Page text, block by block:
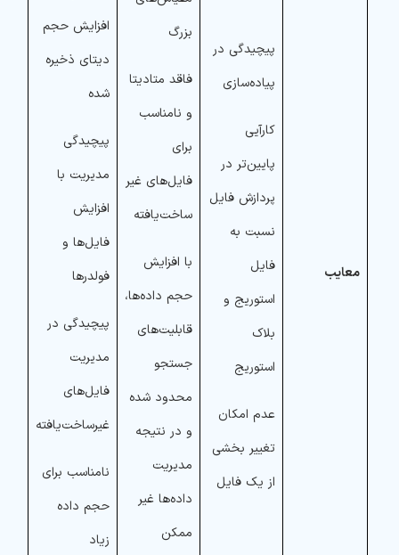
معایب
پیچیدگی در
پیاده‌سازی
کارآیی
پایین‌تر در
پردازش فایل
نسبت به
فایل
استوریج و
بلاک
استوریج
عدم امکان
تغییر بخشی
از یک فایل
بزرگ
فاقد متادیتا
و نامناسب
برای
فایل‌های غیر
ساخت‌یافته
با افزایش
حجم داده‌ها،
قابلیت‌های
جستجو
محدود شده
و در نتیجه
مدیریت
داده‌ها غیر
ممکن
افزایش حجم
دیتای ذخیره
شده
پیچیدگی
مدیریت با
افزایش
فایل‌ها و
فولدرها
پیچیدگی در
مدیریت
فایل‌های
غیرساخت‌یافته
نامناسب برای
حجم داده
زیاد